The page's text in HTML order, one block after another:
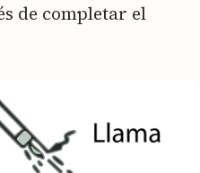
de completar el